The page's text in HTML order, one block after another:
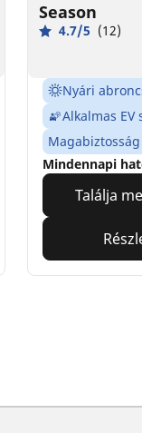
Season
4.7/5 (12)
Nyári
Alkalmas EV
Mindennapi
Találja